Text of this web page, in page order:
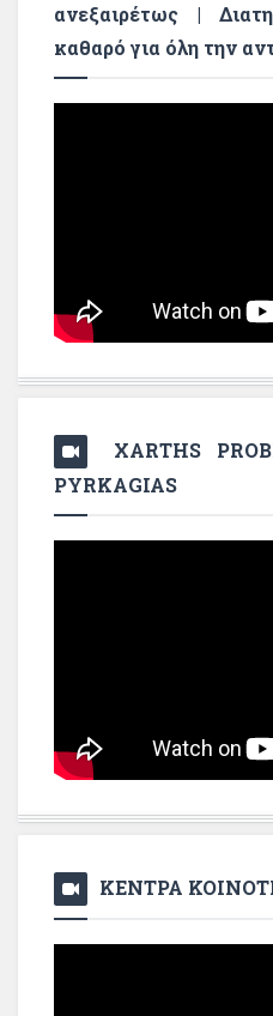
ανεξαιρέτως |
καθαρό για όλη την
XARTHS
PYRKAGIAS
ΚΕΝΤΡΑ